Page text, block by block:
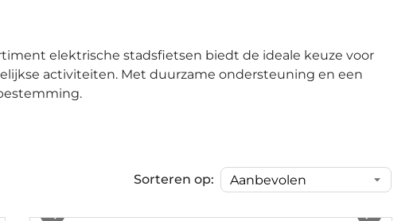
elektrische stadsfietsen biedt de ideale keuze voor
activiteiten. Met duurzame ondersteuning en een
Sorteren op: